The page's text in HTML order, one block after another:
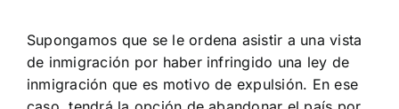
Supongamos que se le ordena asistir a una vista
de inmigración por haber infringido una ley de
inmigración que es motivo de expulsión. En ese